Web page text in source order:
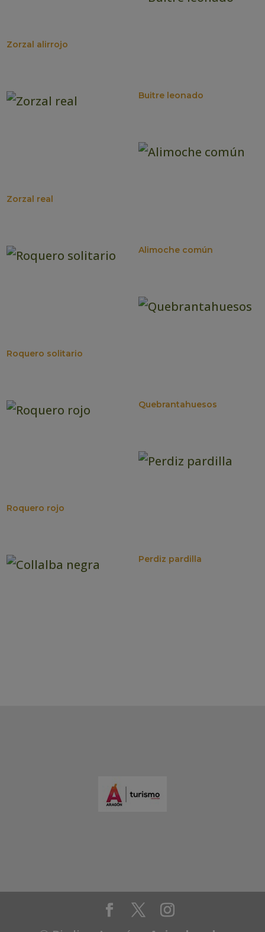
Zorzal alirrojo
Zorzal real
Roquero solitario
Roquero rojo
Buitre leonado
Alimoche común
Quebrantahuesos
Perdiz pardilla